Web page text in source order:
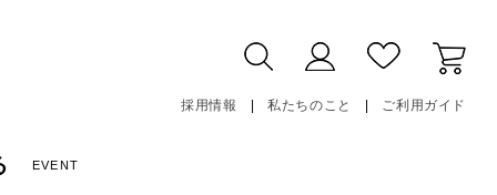
採用情報 私たちのこと ご利用ガイド
EVENT